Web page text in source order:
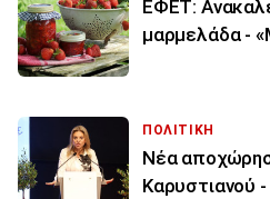
ΕΦΕΤ:
μαρμελάδα -
ΠΟΛΙΤΙΚΗ
Νέα
Καρυστιανού